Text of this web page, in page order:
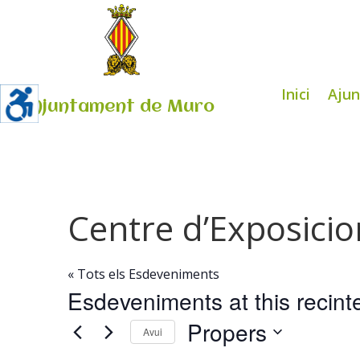
Ajuntament de Muro
Inici
Centre
« Tots els Esdeveniments
Esdeveniments at this
Avui Propers